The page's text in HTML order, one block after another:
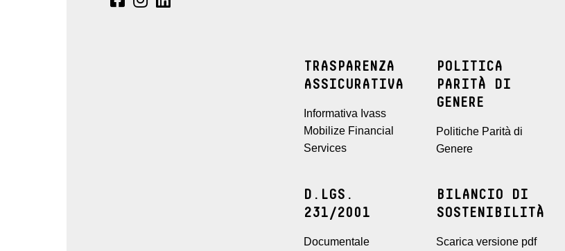
TRASPARENZA
ASSICURATIVA
Informativa Ivass
Mobilize Financial
Services
POLITICA
PARITÀ DI
GENERE
Politiche Parità di
Genere
D.LGS.
231/2001
Documentale
BILANCIO DI
SOSTENIBILITÀ
Scarica versione pdf